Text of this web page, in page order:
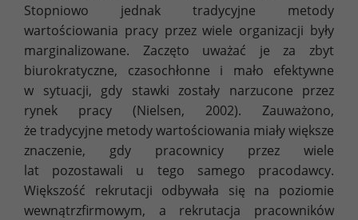
Stopniowo jednak tradycyjne metody
wartościowania pracy przez wiele organizacji były
marginalizowane. Zaczęto uważać je za zbyt
biurokratyczne, czasochłonne i mało efektywne
w sytuacji, gdy stawki zostały narzucone przez
rynek pracy (Nielsen, 2002). Zauważono,
że tradycyjne metody wartościowania miały większe
znaczenie, gdy pracownicy przez wiele
lat pozostawali u tego samego pracodawcy.
Większość rekrutacji odbywała się na poziomie
wewnątrzfirmowym, a rekrutacja pracowników